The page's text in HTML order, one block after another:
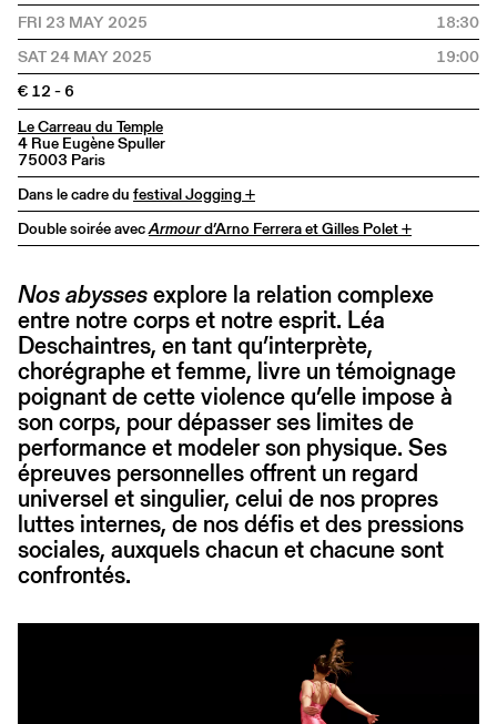
FRI 23 MAY 2025
18:30
SAT 24 MAY 2025
19:00
€ 12 - 6
Le Carreau du Temple
4 Rue Eugène Spuller
75003 Paris
Dans le cadre du festival Jogging +
Double soirée avecArmourd’Arno Ferrera et Gilles Polet +
Nos abyssesexplore la relation complexe
entre notre corps et notre esprit. Léa
Deschaintres, en tant qu’interprète,
chorégraphe et femme, livre un témoignage
poignant de cette violence qu’elle impose à
son corps, pour dépasser ses limites de
performance et modeler son physique. Ses
épreuves personnelles offrent un regard
universel et singulier, celui de nos propres
luttes internes, de nos défis et des pressions
sociales, auxquels chacun et chacune sont
confrontés.